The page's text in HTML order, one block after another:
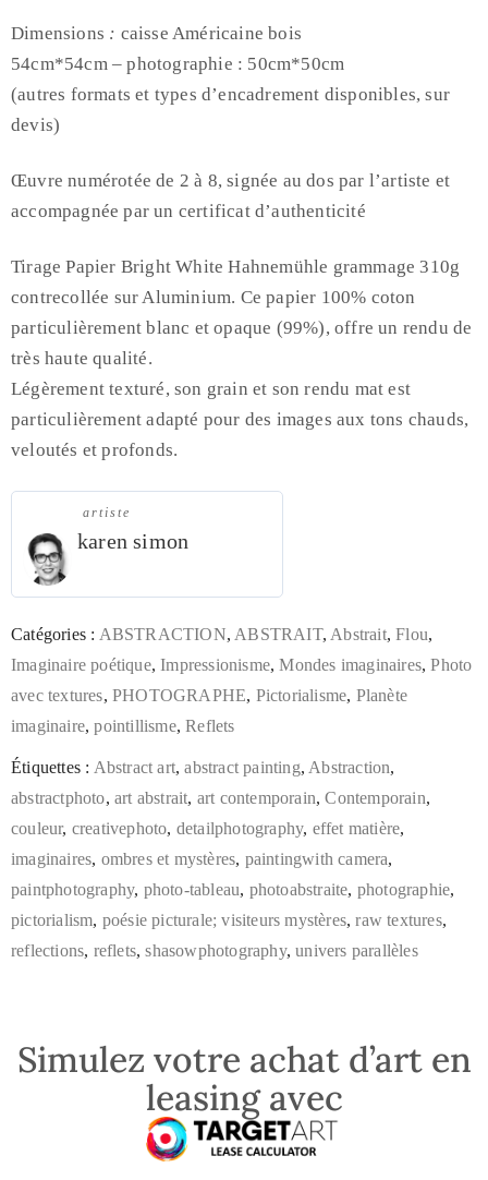
Dimensions : caisse Américaine bois
54cm*54cm – photographie : 50cm*50cm
(autres formats et types d’encadrement disponibles, sur
devis)
Œuvre numérotée de 2 à 8, signée au dos par l’artiste et
accompagnée par un certificat d’authenticité
Tirage Papier Bright White Hahnemühle grammage 310g
contrecollée sur Aluminium. Ce papier 100% coton
particulièrement blanc et opaque (99%), offre un rendu de
très haute qualité.
Légèrement texturé, son grain et son rendu mat est
particulièrement adapté pour des images aux tons chauds,
veloutés et profonds.
artiste
karen simon
Catégories : ABSTRACTION, ABSTRAIT, Abstrait,Flou,
Imaginaire poétique,Impressionisme,Mondes imaginaires,Photo
avec textures,PHOTOGRAPHE, Pictorialisme, Planète
imaginaire,pointillisme,Reflets
Étiquettes : Abstract art,abstract painting, Abstraction,
abstractphoto,art abstrait, art contemporain,Contemporain,
couleur, creativephoto, detailphotography, effet matière,
imaginaires, ombres et mystères, paintingwith camera,
paintphotography, photo-tableau, photoabstraite, photographie,
pictorialism, poésie picturale; visiteurs mystères,raw textures,
reflections, reflets,shasowphotography,univers parallèles
Simulez votre achat d’art en
leasing avec